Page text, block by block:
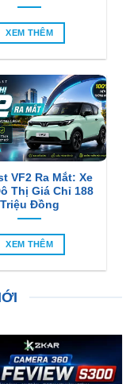
VF2 Ra Mắt: Xe
Thị Giá Chỉ 188
Triệu Đồng
XEM THÊM